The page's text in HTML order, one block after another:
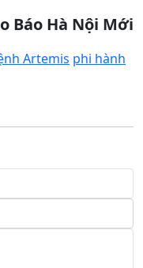
Báo Hà Nội Mới
Artemis phi hành